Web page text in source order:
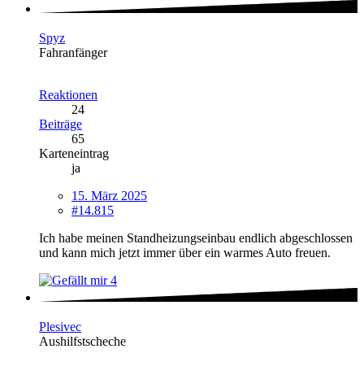
Spyz
Fahranfänger
Reaktionen
24
Beiträge
65
Karteneintrag
ja
15. März 2025
#14.815
Ich habe meinen Standheizungseinbau endlich abgeschlossen
und kann mich jetzt immer über ein warmes Auto freuen.
4
Plesivec
Aushilfstscheche